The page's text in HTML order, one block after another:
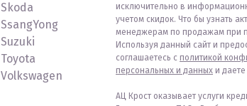
Skoda
SsangYong
Suzuki
Toyota
Volkswagen
исключительно в
учетом скидок. Что бы узнать
менеджерам по продажам при
Используя данный сайт и
соглашаетесь с политикой
персональных и данных и даете
АЦ Крост оказывает услуги